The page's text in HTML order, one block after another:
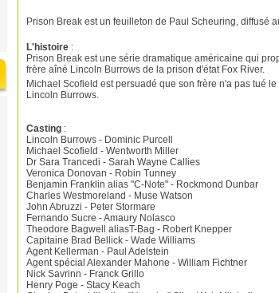
Prison Break est un feuilleton de Paul Scheuring, diffusé
L'histoire :
Prison Break est une série dramatique américaine qui
frère aîné Lincoln Burrows de la prison d'état Fox River.
Michael Scofield est persuadé que son frère n'a pas tué
Lincoln Burrows.
Casting :
Lincoln Burrows - Dominic Purcell
Michael Scofield - Wentworth Miller
Dr Sara Trancedi - Sarah Wayne Callies
Veronica Donovan - Robin Tunney
Benjamin Franklin alias "C-Note" - Rockmond Dunbar
Charles Westmoreland - Muse Watson
John Abruzzi - Peter Stormare
Fernando Sucre - Amaury Nolasco
Theodore Bagwell aliasT-Bag - Robert Knepper
Capitaine Brad Bellick - Wade Williams
Agent Kellerman - Paul Adelstein
Agent spécial Alexander Mahone - William Fichtner
Nick Savrinn - Franck Grillo
Henry Poge - Stacy Keach